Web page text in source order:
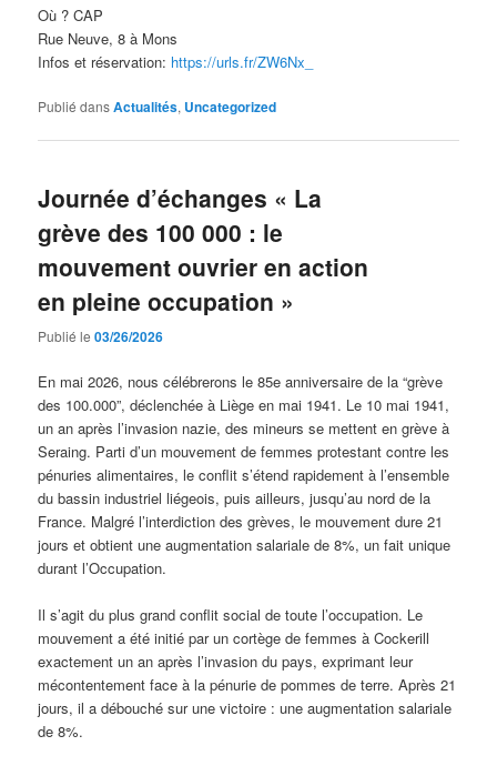
Où ? CAP
Rue Neuve, 8 à Mons
Infos et réservation: https://urls.fr/ZW6Nx_
Publié dansActualités, Uncategorized
Journée d’échanges « La
grève des 100 000 : le
mouvement ouvrier en action
en pleine occupation »
Publié le03/26/2026
En mai 2026, nous célébrerons le 85e anniversaire de la “grève
des 100.000”, déclenchée à Liège en mai 1941. Le 10 mai 1941,
un an après l’invasion nazie, des mineurs se mettent en grève à
Seraing. Parti d’un mouvement de femmes protestant contre les
pénuries alimentaires, le conflit s’étend rapidement à l’ensemble
du bassin industriel liégeois, puis ailleurs, jusqu’au nord de la
France. Malgré l’interdiction des grèves, le mouvement dure 21
jours et obtient une augmentation salariale de 8%, un fait unique
durant l’Occupation.
Il s’agit du plus grand conflit social de toute l’occupation. Le
mouvement a été initié par un cortège de femmes à Cockerill
exactement un an après l’invasion du pays, exprimant leur
mécontentement face à la pénurie de pommes de terre. Après 21
jours, il a débouché sur une victoire : une augmentation salariale
de 8%.